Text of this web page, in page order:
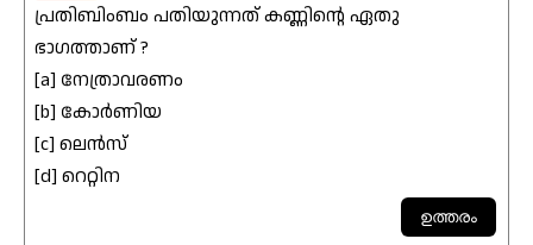
പ്രതിബിംബം പതിയുന്നത് കണ്ണിന്റെ ഏതു
ഭാഗത്താണ് ?
[a] നേത്രാവരണം
[b] കോർണിയ
[c] ലെൻസ്
[d] റെറ്റിന